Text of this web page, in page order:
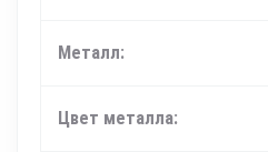
Металл:
Цвет металла: